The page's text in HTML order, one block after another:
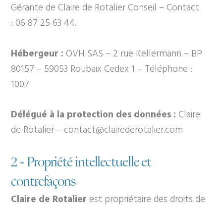
Gérante de Claire de Rotalier Conseil – Contact
:06 87 25 63 44.
Hébergeur : OVH SAS – 2 rue Kellermann – BP
80157 – 59053 Roubaix Cedex 1 – Téléphone :
1007
Délégué à la protection des données : Claire
de Rotalier– contact@clairederotalier.com
2 - Propriété intellectuelle et
contrefaçons
Claire de Rotalier est propriétaire des droits de